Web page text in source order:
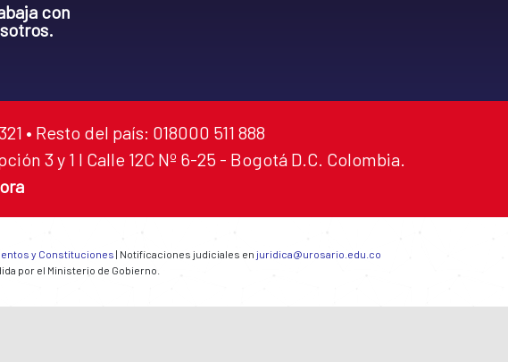
con
• Resto del país: 018000 511 888
3 y 1 I Calle 12C Nº 6-25 - Bogotá D.C. Colombia.
y Constituciones | Notificaciones judiciales en juridica@urosario.edu.co
por el Ministerio de Gobierno.